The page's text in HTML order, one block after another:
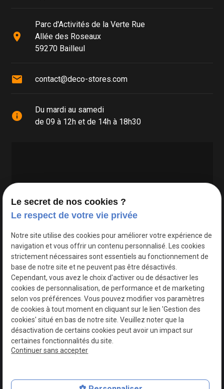
place
Parc d'Activités de la Verte Rue
Allée des Roseaux
59270 Bailleul
mail contact@deco-stores.com
info
Du mardi au samedi
de 09 à 12h et de 14h à 18h30
Google Maps Search API est désactivé.
Le secret de nos cookies ?
Le respect de votre vie privée
Notre site utilise des cookies pour améliorer votre expérience de
navigation et vous offrir un contenu personnalisé. Les cookies
strictement nécessaires sont essentiels au fonctionnement de
base de notre site et ne peuvent pas être désactivés.
Cependant, vous avez le choix d'activer ou de désactiver les
cookies de personnalisation, de performance et de marketing
selon vos préférences. Vous pouvez modifier vos paramètres
de cookies à tout moment en cliquant sur le lien 'Gestion des
cookies' situé en bas de notre site. Veuillez noter que la
désactivation de certains cookies peut avoir un impact sur
certaines fonctionnalités du site.
Continuer sans accepter